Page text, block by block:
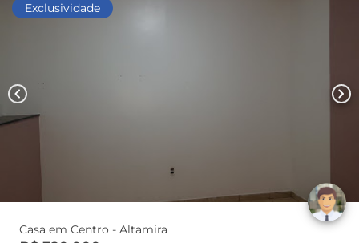
Exclusividade
chevron_left chevron_right
Casa em Centro - Altamira